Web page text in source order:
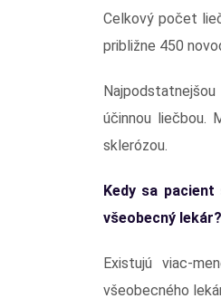
Celkový počet
približne 450
účinnou liečbou.
sklerózou.
Kedy sa
všeobecný
Existujú viac-
všeobecného